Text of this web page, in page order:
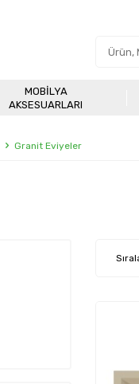
MOBILYA
AKSESUARLARI
Granit Eviyeler